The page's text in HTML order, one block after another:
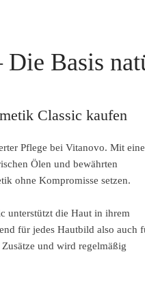
Basis
Classic kaufen
Pflege bei Vitanovo. Mit
Ölen und bewährten
ohne Kompromisse setzen.
unterstützt die Haut in ihrem
für jedes Hautbild also auch
und wird regelmäßig